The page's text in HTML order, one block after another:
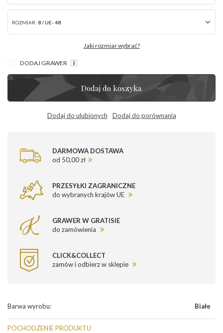
ROZMIAR: 8 / UE- 48
Jaki rozmiar wybrać?
DODAJ GRAWER
Dodaj do koszyka
Dodaj do ulubionych Dodaj do porównania
DARMOWA DOSTAWA
od 50,00 zł
PRZESYŁKI ZAGRANICZNE
do wybranych krajów UE
GRAWER W GRATISIE
do zamówienia
CLICK&COLLECT
zamów i odbierz w sklepie
Barwa wyrobu: Białe
POCHODZENIE PRODUKTU